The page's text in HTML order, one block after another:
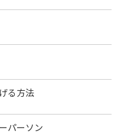
る方法
パーソン